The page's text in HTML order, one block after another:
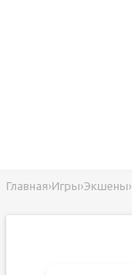
Главная›Игры›Экшены›